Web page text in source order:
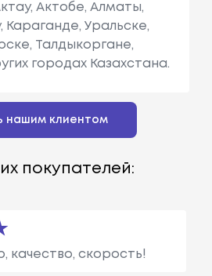
Актобе, Алматы,
Караганде, Уральске,
Талдыкоргане,
городах Казахстана.
нашим клиентом
покупателей:
качество, скорость!